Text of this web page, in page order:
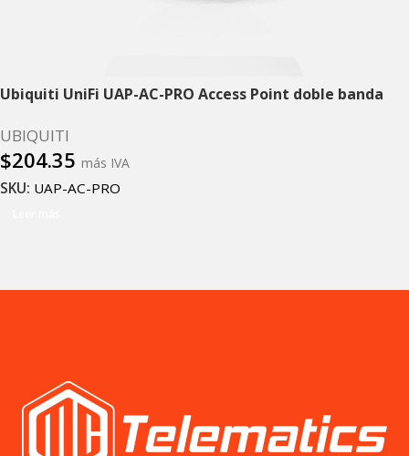
Ubiquiti UniFi UAP-AC-PRO Access Point doble banda
UBIQUITI
$204.35 más IVA
SKU: UAP-AC-PRO